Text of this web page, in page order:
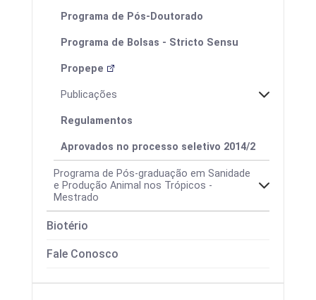
Programa de Pós-Doutorado
Programa de Bolsas - Stricto Sensu
Propepe
Publicações
Regulamentos
Aprovados no processo seletivo 2014/2
Programa de Pós-graduação em Sanidade
e Produção Animal nos Trópicos -
Mestrado
Biotério
Fale Conosco